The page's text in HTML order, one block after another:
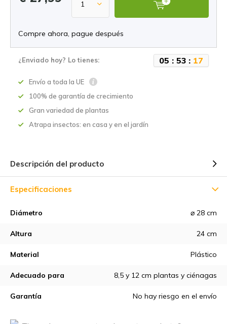
Compre ahora, pague después
¿Enviado hoy? Lo tienes: 05 : 53 : 17
Envío a toda la UE
100% de garantía de crecimiento
Gran variedad de plantas
Atrapa insectos: en casa y en el jardín
Descripción del producto
Especificaciones
Diámetro ⌀ 28 cm
Altura 24 cm
Material Plástico
Adecuado para 8,5 y 12 cm plantas y ciénagas
Garantía No hay riesgo en el envío